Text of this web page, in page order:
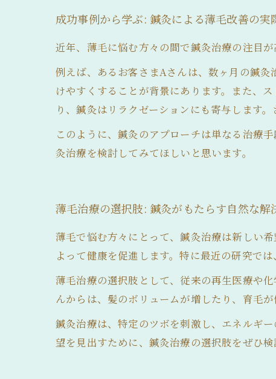
成功事例から学ぶ: 鍼灸による薄毛改善の実
近年、薄毛に悩む方々の間で鍼灸治療の注目
例えば、あるお客さまAさんは、数ヶ月の鍼
けやすくすることが背景にあります。また、
り、鍼灸はリラクゼーションにも寄与します
このように、鍼灸のアプローチは単なる治療
灸治療を検討してみてほしいと思います。
薄毛治療の選択肢: 鍼灸がもたらす自然な解
薄毛で悩む方々にとって、鍼灸治療は新しい
よって健康を促進します。特に最近の研究で
薄毛治療の選択肢として、従来の再生医療や
んからは、髪のボリュームが増したり、育毛
鍼灸治療は、特定のツボを刺激し、エネルギ
望を見出すために、鍼灸治療の選択肢をぜひ検